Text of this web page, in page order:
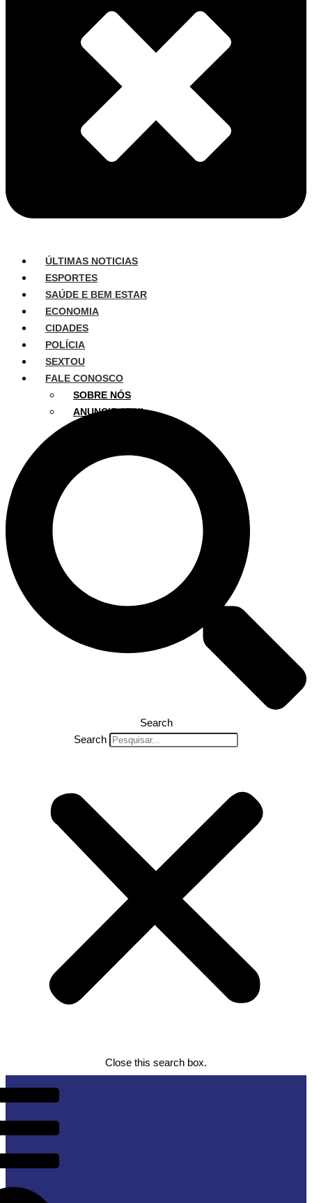
ÚLTIMAS NOTICIAS
ESPORTES
SAÚDE E BEM ESTAR
ECONOMIA
CIDADES
POLÍCIA
SEXTOU
FALE CONOSCO
SOBRE NÓS
ANUNCIE AQUI
Search
Search
Close this search box.